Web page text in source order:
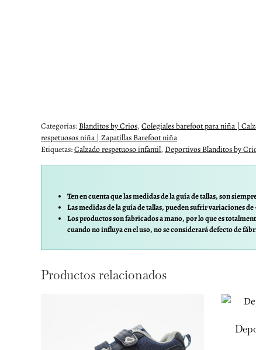
Categorías: Blanditos by Crios, Colegiales barefoot para niña |
respetuosos niña | Zapatillas Barefoot niña
Etiquetas:Calzado respetuoso infantil, Deportivos Blanditos by
Ten en cuenta que las medidas de la guía de tallas, son
Las medidas de la guía de tallas, pueden sufrir variaciones
Los productos son fabricados a mano, por lo que es
cuando no influya en el uso, no se considerará defecto de
Productos relacionados